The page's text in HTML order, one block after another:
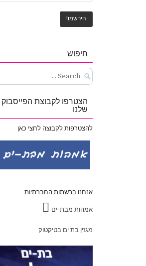
חיפוש
Search
for:
הצטרפו לקבוצת הפייסבוק
שלנו
להצטרפות לקבוצה לחצי כאן
אנחנו ברשתות החברתיות
אמהות מבת-ים
מגזין בת ים בטיקטוק